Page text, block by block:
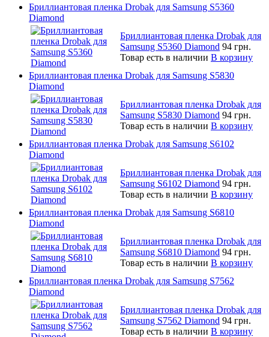
Бриллиантовая пленка Drobak для Samsung S5360
Diamond
Бриллиантовая пленка Drobak для
Samsung S5360 Diamond 94 грн.
Товар есть в наличии В корзину
Бриллиантовая пленка Drobak для Samsung S5830
Diamond
Бриллиантовая пленка Drobak для
Samsung S5830 Diamond 94 грн.
Товар есть в наличии В корзину
Бриллиантовая пленка Drobak для Samsung S6102
Diamond
Бриллиантовая пленка Drobak для
Samsung S6102 Diamond 94 грн.
Товар есть в наличии В корзину
Бриллиантовая пленка Drobak для Samsung S6810
Diamond
Бриллиантовая пленка Drobak для
Samsung S6810 Diamond 94 грн.
Товар есть в наличии В корзину
Бриллиантовая пленка Drobak для Samsung S7562
Diamond
Бриллиантовая пленка Drobak для
Samsung S7562 Diamond 94 грн.
Товар есть в наличии В корзину